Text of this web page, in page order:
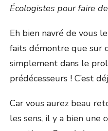
Écologistes pour faire de
Eh bien navré de vous
faits démontre que sur
simplement dans le
prédécesseurs ! C’est
Car vous aurez beau
les sens, il y a bien une